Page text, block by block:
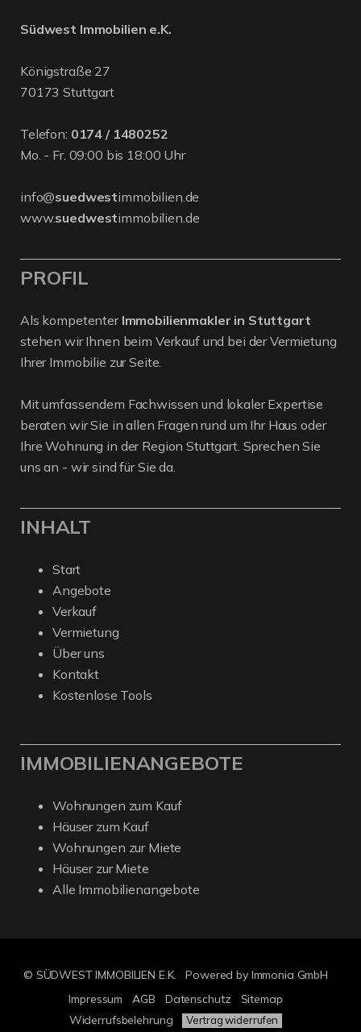
Südwest Immobilien e.K.
Königstraße 27
70173 Stuttgart
Telefon: 0174 / 1480252
Mo. - Fr. 09:00 bis 18:00 Uhr
info@suedwestimmobilien.de
www.suedwestimmobilien.de
PROFIL
Als kompetenter Immobilienmakler in Stuttgart
stehen wir Ihnen beim Verkauf und bei der Vermietung
Ihrer Immobilie zur Seite.
Mit umfassendem Fachwissen und lokaler Expertise
beraten wir Sie in allen Fragen rund um Ihr Haus oder
Ihre Wohnung in der Region Stuttgart. Sprechen Sie
uns an - wir sind für Sie da.
INHALT
Start
Angebote
Verkauf
Vermietung
Über uns
Kontakt
Kostenlose Tools
IMMOBILIENANGEBOTE
Wohnungen zum Kauf
Häuser zum Kauf
Wohnungen zur Miete
Häuser zur Miete
Alle Immobilienangebote
© SÜDWEST IMMOBILIEN E.K.
Powered by Immonia GmbH
Impressum
AGB Datenschutz
Sitemap
Widerrufsbelehrung
Vertrag widerrufen